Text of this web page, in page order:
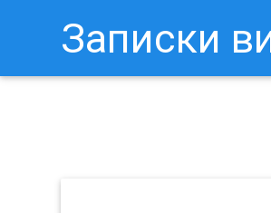
Записки